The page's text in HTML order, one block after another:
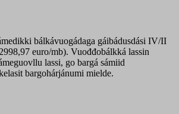
bálkávuogádaga gáibádusdási IV/II
euro/mb). Vuođđobálkká lassin
lassi, go bargá sámiid
bargohárjánumi mielde.